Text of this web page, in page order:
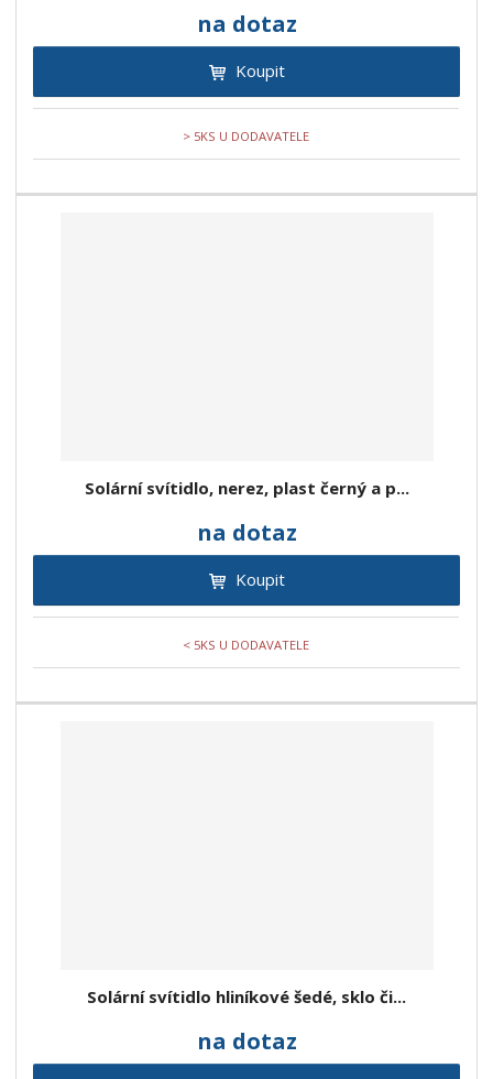
na dotaz
Koupit
> 5KS U DODAVATELE
Solární svítidlo, nerez, plast černý a p...
na dotaz
Koupit
< 5KS U DODAVATELE
Solární svítidlo hliníkové šedé, sklo či...
na dotaz